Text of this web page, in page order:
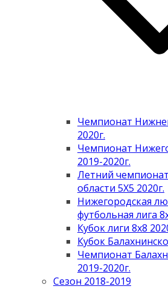
Чемпионат
2020г.
Чемпионат
2019-2020г.
Летний
области 5Х5 2020г.
Нижегородская
футбольная лига
Кубок лиги 8х8
Кубок
Чемпионат
2019-2020г.
Сезон 2018-2019